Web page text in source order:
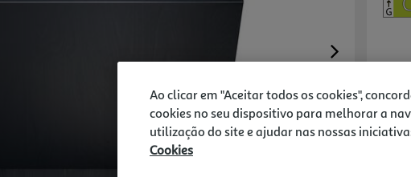
Next
Ao clicar em "Aceitar todos os cookies",
cookies no seu dispositivo para melhorar a
utilização do site e ajudar nas nossas
Cookies